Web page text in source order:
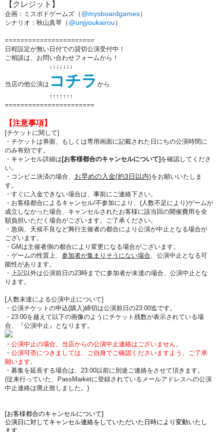
【クレジット】
企画：ミスボドゲームズ （@mysboardgames）
シナリオ：秋山真琴 （@unjyoukairou）
=======================
日程設定が無い日付での貸切公演受付中！
ご相談は、お問い合わせフォームから！
↓↓↓↓↓↓↓
当店の他公演は コチラ から
↑↑ ↑↑ ↑↑ ↑
=======================
【注意事項】
[チケットに関して]
・チケットは券面、もしくは専用画面に記載された日にちの公演時間に
のみ有効です。
・キャンセル詳細は [お客様都合のキャンセルについて] を確認してくださ
い。
・コンビニ決済の場合、 お早めの入金(約3日以内)をお願いいたしま
す。
・すぐに入金できない場合は、事前にご連絡下さい。
・お客様都合によるキャンセル/不参加により、(人数不足により)ゲームが
成立しなかった場合、キャンセルされたお客様に該当回の開催費用を全
額負担いただく場合がございます。ご了承ください。
・急病、天候不良など興行主催者の都合により公演が中止となる場合が
ございます。
・GMは主催者側の都合により変更になる場合がございます。
・ゲームの性質上、 参加者が集まりそうにない場合、公演中止となる可
能性があります。
・上記以外は公演前日の23時までに参加者が未達の場合、公演中止とな
ります。
[人数未達による公演中止について]
・公演チケットの申込(購入)締切は公演前日の23:00迄です。
・23:00を越えて以下の画像のようにチケット残数が表示されている場
合、『公演中止』となります。
・ 公演中止の場合、当店からの公演中止連絡はございません。
・ 公演可否につきましては、ご自身でご確認くださいますよう、ご了承
願います。
・募集を延長する場合は、23:00以前に別途ご連絡をさせて頂きます。
(従来行っていた、PassMarketに登録されているメールアドレスへの公演
中止連絡は廃止致しました。)
[お客様都合のキャンセルについて]
公演日に対してキャンセル連絡をしていただいた日時により変動いたし
ます。